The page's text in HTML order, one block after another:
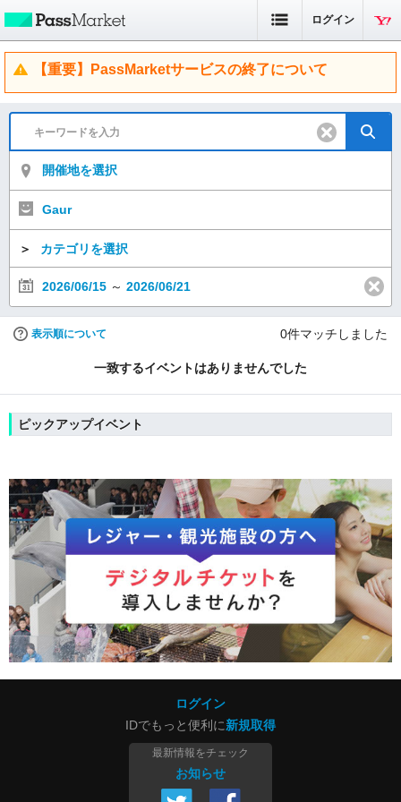
ログイン
【重要】PassMarketサービスの終了について
開催地を選択
Gaur
＞ カテゴリを選択
2026/06/15 ～ 2026/06/21
表示順について 0件マッチしました
一致するイベントはありませんでした
ピックアップイベント
ログイン
IDでもっと便利に新規取得
最新情報をチェック
お知らせ